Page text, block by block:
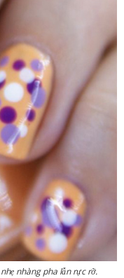
nhàng pha lẫn rực rỡ.